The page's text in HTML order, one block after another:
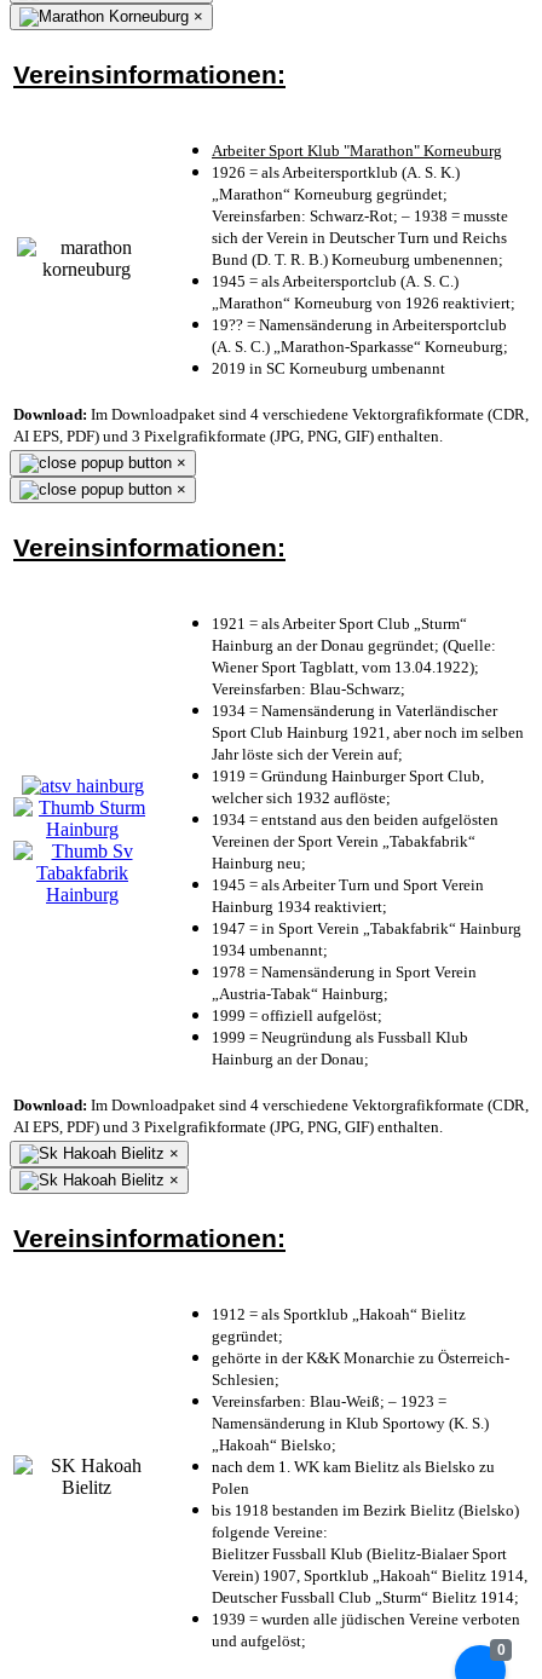
0
×
Vereinsinformationen:
Arbeiter Sport Klub "Marathon" Korneuburg
1926 = als Arbeitersportklub (A. S. K.)
„Marathon“ Korneuburg gegründet;
Vereinsfarben: Schwarz-Rot; – 1938 = musste
sich der Verein in Deutscher Turn und Reichs
Bund (D. T. R. B.) Korneuburg umbenennen;
1945 = als Arbeitersportclub (A. S. C.)
„Marathon“ Korneuburg von 1926 reaktiviert;
19?? = Namensänderung in Arbeitersportclub
(A. S. C.) „Marathon-Sparkasse“ Korneuburg;
2019 in SC Korneuburg umbenannt
Download: Im Downloadpaket sind 4 verschiedene Vektorgrafikformate (CDR,
AI EPS, PDF) und 3 Pixelgrafikformate (JPG, PNG, GIF) enthalten.
×
×
Vereinsinformationen:
1921 = als Arbeiter Sport Club „Sturm“
Hainburg an der Donau gegründet; (Quelle:
Wiener Sport Tagblatt, vom 13.04.1922);
Vereinsfarben: Blau-Schwarz;
1934 = Namensänderung in Vaterländischer
Sport Club Hainburg 1921, aber noch im selben
Jahr löste sich der Verein auf;
1919 = Gründung Hainburger Sport Club,
welcher sich 1932 auflöste;
1934 = entstand aus den beiden aufgelösten
Vereinen der Sport Verein „Tabakfabrik“
Hainburg neu;
1945 = als Arbeiter Turn und Sport Verein
Hainburg 1934 reaktiviert;
1947 = in Sport Verein „Tabakfabrik“ Hainburg
1934 umbenannt;
1978 = Namensänderung in Sport Verein
„Austria-Tabak“ Hainburg;
1999 = offiziell aufgelöst;
1999 = Neugründung als Fussball Klub
Hainburg an der Donau;
Download: Im Downloadpaket sind 4 verschiedene Vektorgrafikformate (CDR,
AI EPS, PDF) und 3 Pixelgrafikformate (JPG, PNG, GIF) enthalten.
×
×
Vereinsinformationen:
1912 = als Sportklub „Hakoah“ Bielitz
gegründet;
gehörte in der K&K Monarchie zu Österreich-
Schlesien;
Vereinsfarben: Blau-Weiß; – 1923 =
Namensänderung in Klub Sportowy (K. S.)
„Hakoah“ Bielsko;
nach dem 1. WK kam Bielitz als Bielsko zu
Polen
bis 1918 bestanden im Bezirk Bielitz (Bielsko)
folgende Vereine:
Bielitzer Fussball Klub (Bielitz-Bialaer Sport
Verein) 1907, Sportklub „Hakoah“ Bielitz 1914,
Deutscher Fussball Club „Sturm“ Bielitz 1914;
1939 = wurden alle jüdischen Vereine verboten
und aufgelöst;